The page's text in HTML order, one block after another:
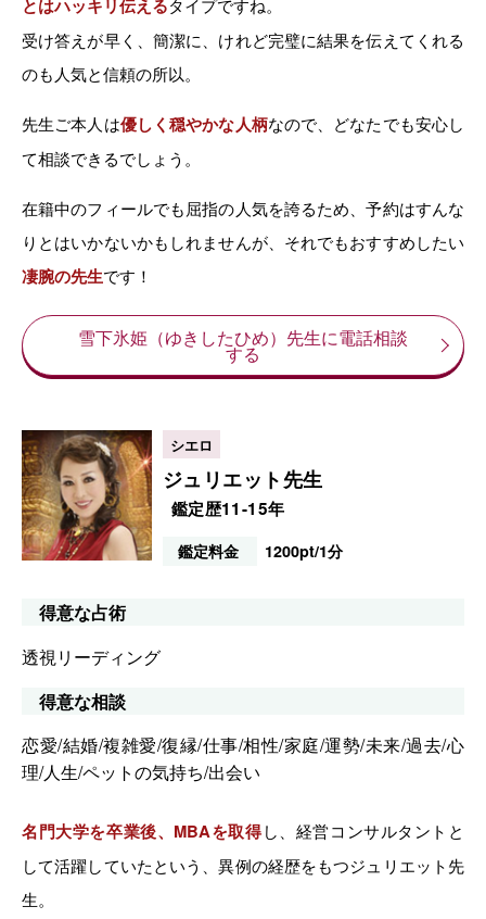
とはハッキリ伝えるタイプですね。
受け答えが早く、簡潔に、けれど完璧に結果を伝えてくれる
のも人気と信頼の所以。
先生ご本人は優しく穏やかな人柄なので、どなたでも安心し
て相談できるでしょう。
在籍中のフィールでも屈指の人気を誇るため、予約はすんな
りとはいかないかもしれませんが、それでもおすすめしたい
凄腕の先生です！
雪下氷姫（ゆきしたひめ）先生に電話相談
する
ジュリエット先生
鑑定歴11-15年
鑑定料金 1200pt/1分
得意な占術
透視リーディング
得意な相談
恋愛/結婚/複雑愛/復縁/仕事/相性/家庭/運勢/未来/過去/心
理/人生/ペットの気持ち/出会い
名門大学を卒業後、MBAを取得し、経営コンサルタントと
して活躍していたという、異例の経歴をもつジュリエット先
生。